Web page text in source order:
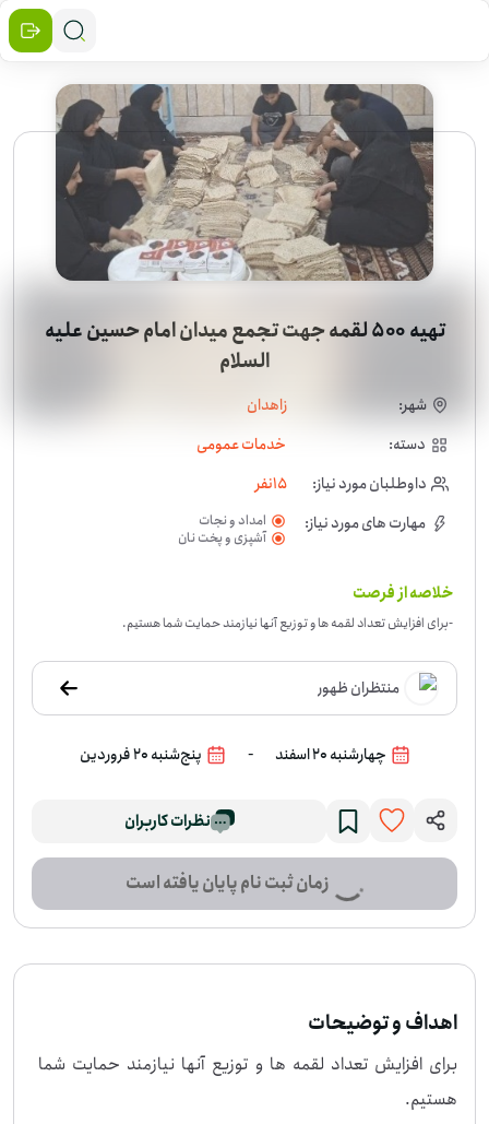
تهیه ۵۰۰ لقمه جهت تجمع میدان امام حسین علیه
السلام
شهر:
زاهدان
دسته:
خدمات عمومی
داوطلبان مورد نیاز:
15نفر
مهارت های مورد نیاز:
امداد و نجات
آشپزی و پخت نان
خلاصه از فرصت
-برای افزایش تعداد لقمه ها و توزیع آنها نیازمند حمایت شما هستیم.
منتظران ظهور
چهارشنبه 20 اسفند - پنج‌شنبه 20 فروردین
نظرات کاربران
زمان ثبت نام پایان یافته است
اهداف و توضیحات
برای افزایش تعداد لقمه ها و توزیع آنها نیازمند حمایت شما
هستیم.